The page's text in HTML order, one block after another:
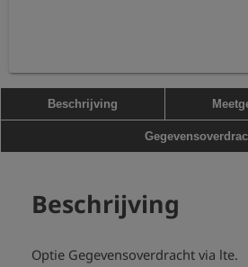
Beschrijving
Beschrijving
Optie Gegevensoverdracht via lte.